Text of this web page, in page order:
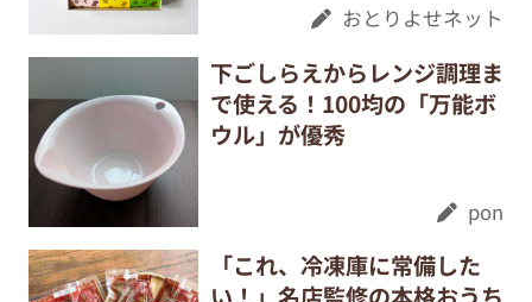
おとりよせネット
下ごしらえからレンジ調理ま
で使える！100均の「万能ボ
ウル」が優秀
pon
「これ、冷凍庫に常備した